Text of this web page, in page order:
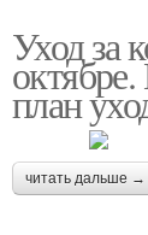
Уход за
план
читать дальше →